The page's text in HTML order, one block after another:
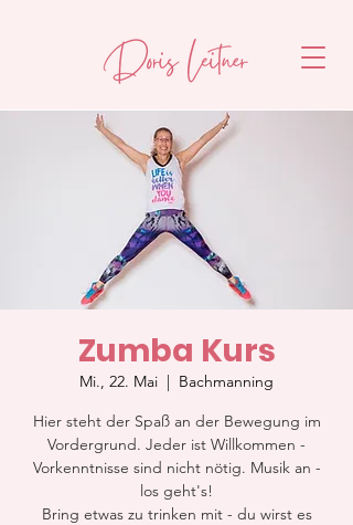
Zumba Kurs
Mi., 22. Mai
  |
Bachmanning
Hier steht der Spaß an der Bewegung im
Vordergrund. Jeder ist Willkommen -
Vorkenntnisse sind nicht nötig. Musik an -
los geht's!
Bring etwas zu trinken mit - du wirst es